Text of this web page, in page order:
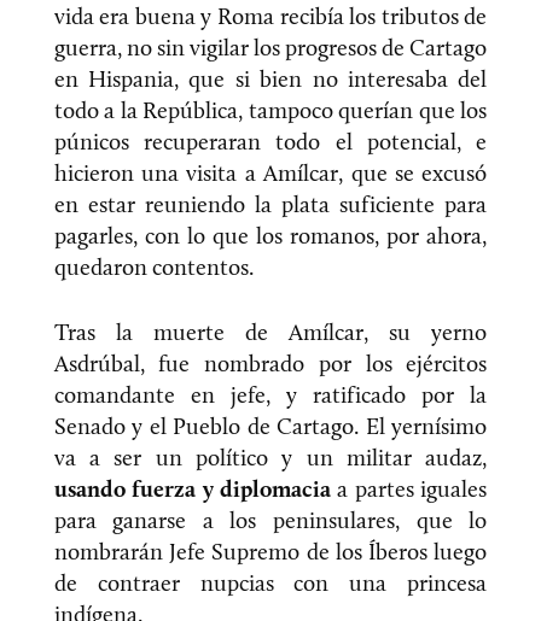
vida era buena y Roma recibía los tributos de
guerra, no sin vigilar los progresos de Cartago
en Hispania, que si bien no interesaba del
todo a la República, tampoco querían que los
púnicos recuperaran todo el potencial, e
hicieron una visita a Amílcar, que se excusó
en estar reuniendo la plata suficiente para
pagarles, con lo que los romanos, por ahora,
quedaron contentos.
Tras la muerte de Amílcar, su yerno
Asdrúbal, fue nombrado por los ejércitos
comandante en jefe, y ratificado por la
Senado y el Pueblo de Cartago. El yernísimo
va a ser un político y un militar audaz,
usando fuerza y diplomacia a partes iguales
para ganarse a los peninsulares, que lo
nombrarán Jefe Supremo de los Íberos luego
de contraer nupcias con una princesa
indígena.